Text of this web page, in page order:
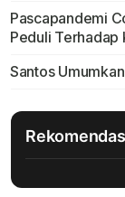
Pascapandemi
Peduli Terhadap
Santos